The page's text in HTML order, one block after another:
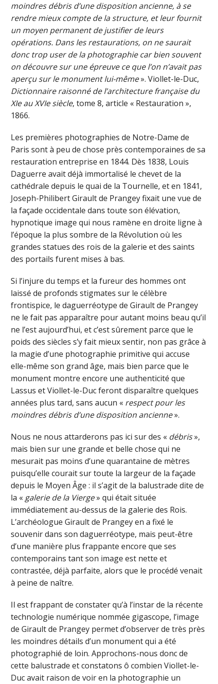
moindres débris d’une disposition ancienne, à se
rendre mieux compte de la structure, et leur fournit
un moyen permanent de justifier de leurs
opérations. Dans les restaurations, on ne saurait
donc trop user de la photographie car bien souvent
on découvre sur une épreuve ce que l’on n’avait pas
aperçu sur le monument lui-même». Viollet-le-Duc,
Dictionnaire raisonné de l’architecture française du
XIe au XVIe siècle, tome 8, article « Restauration »,
1866.
Les premières photographies de Notre-Dame de
Paris sont à peu de chose près contemporaines de sa
restauration entreprise en 1844. Dès 1838, Louis
Daguerre avait déjà immortalisé le chevet de la
cathédrale depuis le quai de la Tournelle, et en 1841,
Joseph-Philibert Girault de Prangey fixait une vue de
la façade occidentale dans toute son élévation,
hypnotique image qui nous ramène en droite ligne à
l’époque la plus sombre de la Révolution où les
grandes statues des rois de la galerie et des saints
des portails furent mises à bas.
Si l’injure du temps et la fureur des hommes ont
laissé de profonds stigmates sur le célèbre
frontispice, le daguerréotype de Girault de Prangey
ne le fait pas apparaître pour autant moins beau qu’il
ne l’est aujourd’hui, et c’est sûrement parce que le
poids des siècles s’y fait mieux sentir, non pas grâce à
la magie d’une photographie primitive qui accuse
elle-même son grand âge, mais bien parce que le
monument montre encore une authenticité que
Lassus et Viollet-le-Duc feront disparaître quelques
années plus tard, sans aucun « respect pour les
moindres débris d’une disposition ancienne».
Nous ne nous attarderons pas ici sur des « débris»,
mais bien sur une grande et belle chose qui ne
mesurait pas moins d’une quarantaine de mètres
puisqu’elle courait sur toute la largeur de la façade
depuis le Moyen Âge : il s’agit de la balustrade dite de
la « galerie de la Vierge» qui était située
immédiatement au-dessus de la galerie des Rois.
L’archéologue Girault de Prangey en a fixé le
souvenir dans son daguerréotype, mais peut-être
d’une manière plus frappante encore que ses
contemporains tant son image est nette et
contrastée, déjà parfaite, alors que le procédé venait
à peine de naître.
Il est frappant de constater qu’à l’instar de la récente
technologie numérique nommée gigascope, l’image
de Girault de Prangey permet d’observer de très près
les moindres détails d’un monument qui a été
photographié de loin. Approchons-nous donc de
cette balustrade et constatons ô combien Viollet-le-
Duc avait raison de voir en la photographie un